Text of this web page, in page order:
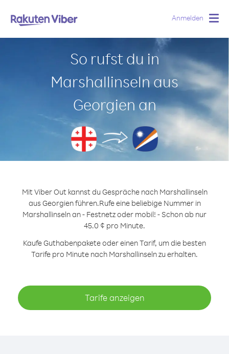
Anmelden
So rufst du in
Marshallinseln aus
Georgien an
Mit Viber Out kannst du Gespräche nach Marshallinseln
aus Georgien führen.Rufe eine beliebige Nummer in
Marshallinseln an - Festnetz oder mobil! - Schon ab nur
45.0 ¢ pro Minute.
Kaufe Guthabenpakete oder einen Tarif, um die besten
Tarife pro Minute nach Marshallinseln zu erhalten.
Tarife anzeigen